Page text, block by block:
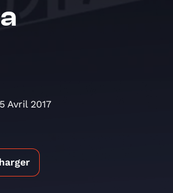
Avril 2017